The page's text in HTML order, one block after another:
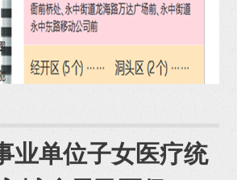
业单位子女医疗统